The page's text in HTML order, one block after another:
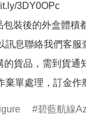
3DY0OPc
裝後的外盒體積
訊息聯絡我們客
的貨品，需到貨通
棄單處理，訂金作
碧藍航線